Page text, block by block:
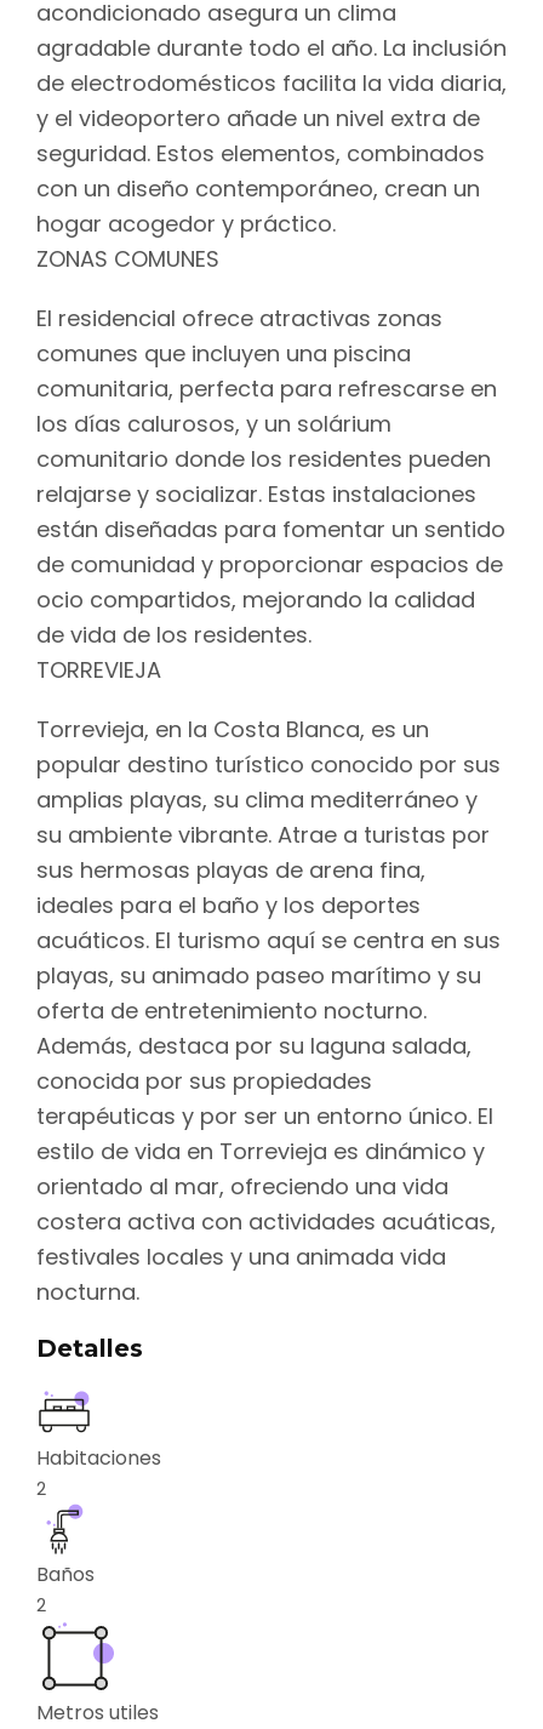
acondicionado asegura un clima
agradable durante todo el año. La inclusión
de electrodomésticos facilita la vida diaria,
y el videoportero añade un nivel extra de
seguridad. Estos elementos, combinados
con un diseño contemporáneo, crean un
hogar acogedor y práctico.
ZONAS COMUNES
El residencial ofrece atractivas zonas
comunes que incluyen una piscina
comunitaria, perfecta para refrescarse en
los días calurosos, y un solárium
comunitario donde los residentes pueden
relajarse y socializar. Estas instalaciones
están diseñadas para fomentar un sentido
de comunidad y proporcionar espacios de
ocio compartidos, mejorando la calidad
de vida de los residentes.
TORREVIEJA
Torrevieja, en la Costa Blanca, es un
popular destino turístico conocido por sus
amplias playas, su clima mediterráneo y
su ambiente vibrante. Atrae a turistas por
sus hermosas playas de arena fina,
ideales para el baño y los deportes
acuáticos. El turismo aquí se centra en sus
playas, su animado paseo marítimo y su
oferta de entretenimiento nocturno.
Además, destaca por su laguna salada,
conocida por sus propiedades
terapéuticas y por ser un entorno único. El
estilo de vida en Torrevieja es dinámico y
orientado al mar, ofreciendo una vida
costera activa con actividades acuáticas,
festivales locales y una animada vida
nocturna.
Detalles
Habitaciones
2
Baños
2
Metros utiles